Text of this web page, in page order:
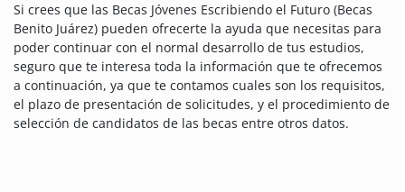
Si crees que las Becas Jóvenes Escribiendo el Futuro (Becas
Benito Juárez) pueden ofrecerte la ayuda que necesitas para
poder continuar con el normal desarrollo de tus estudios,
seguro que te interesa toda la información que te ofrecemos
a continuación, ya que te contamos cuales son los requisitos,
el plazo de presentación de solicitudes, y el procedimiento de
selección de candidatos de las becas entre otros datos.